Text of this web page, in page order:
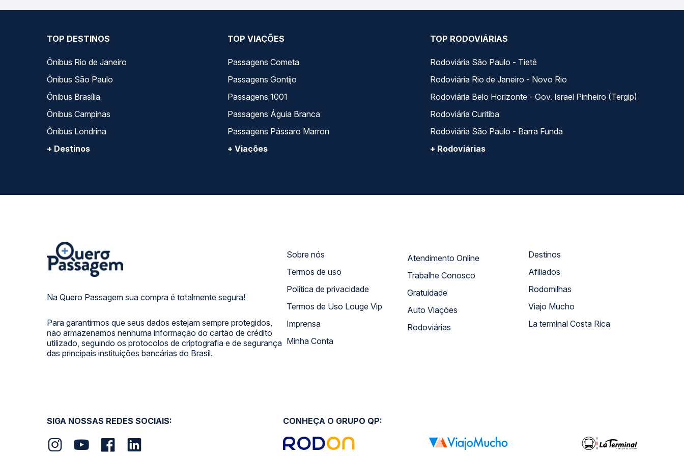
TOP DESTINOS
Ônibus Rio de Janeiro
Ônibus São Paulo
Ônibus Brasília
Ônibus Campinas
Ônibus Londrina
+ Destinos
TOP VIAÇÕES
Passagens Cometa
Passagens Gontijo
Passagens 1001
Passagens Águia Branca
Passagens Pássaro Marron
+ Viações
TOP RODOVIÁRIAS
Rodoviária São Paulo - Tietê
Rodoviária Rio de Janeiro - Novo Rio
Rodoviária Belo Horizonte - Gov. Israel Pinheiro (Tergip)
Rodoviária Curitiba
Rodoviária São Paulo - Barra Funda
+ Rodoviárias
Na Quero Passagem sua compra é totalmente segura!
Para garantirmos que seus dados estejam sempre protegidos,
não armazenamos nenhuma informação do cartão de crédito
utilizado, seguindo os protocolos de criptografia e de segurança
das principais instituições bancárias do Brasil.
Sobre nós
Termos de uso
Política de privacidade
Termos de Uso Louge Vip
Imprensa
Minha Conta
Atendimento Online
Trabalhe Conosco
Gratuidade
Auto Viações
Rodoviárias
Destinos
Afiliados
Rodomilhas
Viajo Mucho
La terminal Costa Rica
SIGA NOSSAS REDES SOCIAIS: CONHEÇA O GRUPO QP: